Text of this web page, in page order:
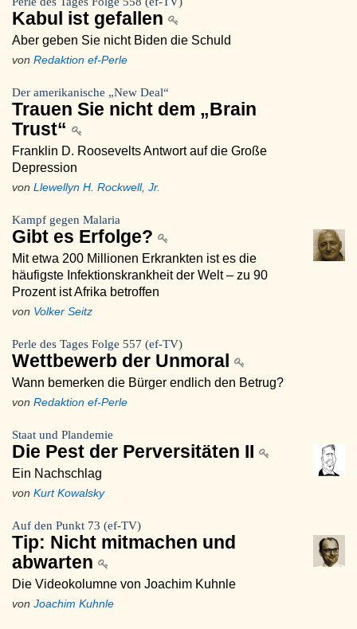
Kabul ist gefallen
Aber geben Sie nicht Biden die Schuld
von Redaktion ef-Perle
Der amerikanische „New Deal“
Trauen Sie nicht dem „Brain
Trust“
Franklin D. Roosevelts Antwort auf die Große
Depression
von Llewellyn H. Rockwell, Jr.
Kampf gegen Malaria
Gibt es Erfolge?
Mit etwa 200 Millionen Erkrankten ist es die
häufigste Infektionskrankheit der Welt – zu 90
Prozent ist Afrika betroffen
von Volker Seitz
Perle des Tages Folge 557 (ef-TV)
Wettbewerb der Unmoral
Wann bemerken die Bürger endlich den Betrug?
von Redaktion ef-Perle
Staat und Plandemie
Die Pest der Perversitäten II
Ein Nachschlag
von Kurt Kowalsky
Auf den Punkt 73 (ef-TV)
Tip: Nicht mitmachen und
abwarten
Die Videokolumne von Joachim Kuhnle
von Joachim Kuhnle